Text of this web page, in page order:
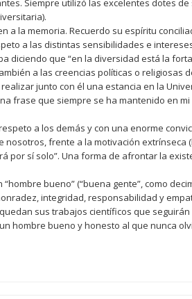
Siempre utilizó las excelentes dotes
a la memoria. Recuerdo su espíritu
a las distintas sensibilidades e
diciendo que “en la diversidad está la
a las creencias políticas o religiosas
junto con él una estancia en la
frase que siempre se ha mantenido en
a los demás y con una enorme
frente a la motivación
por sí solo”. Una forma de afrontar la
bueno” (“buena gente”, como
integridad, responsabilidad y
sus trabajos científicos que
hombre bueno y honesto al que nunca